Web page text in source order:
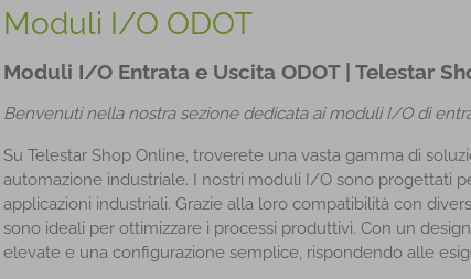
Moduli I/O ODOT
Moduli I/O Entrata e Uscita ODOT | Telestar
Benvenuti nella nostra sezione dedicata ai moduli I/O di
Su Telestar Shop Online, troverete una vasta gamma di
automazione industriale. I nostri moduli I/O sono progettati
applicazioni industriali. Grazie alla loro compatibilità con
sono ideali per ottimizzare i processi produttivi. Con un
elevate e una configurazione semplice, rispondendo alle